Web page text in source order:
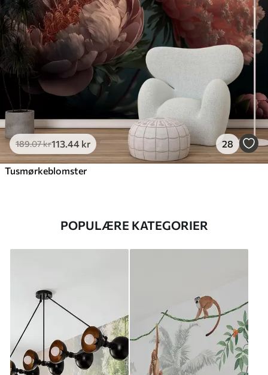
189.07kr113 .44 kr 28
Tusmørkeblomster
POPULÆRE KATEGORIER